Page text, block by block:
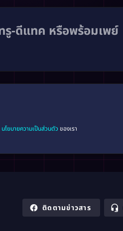
รู-ดีแทค หรือพร้อมเพย์
นโยบายความเป็นส่วนตัวของเรา
ติดตามข่าวสาร